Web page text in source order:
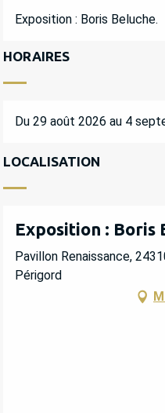
DESCRIPTION
Exposition : Boris Beluche.
HORAIRES
Du 29 août 2026 au 4
LOCALISATION
Exposition : Boris
Pavillon Renaissance,
Périgord